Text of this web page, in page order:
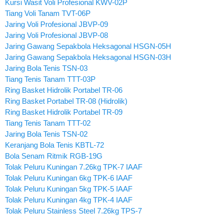
Kursi Wasit Voli Profesional KWV-02P
Tiang Voli Tanam TVT-06P
Jaring Voli Profesional JBVP-09
Jaring Voli Profesional JBVP-08
Jaring Gawang Sepakbola Heksagonal HSGN-05H
Jaring Gawang Sepakbola Heksagonal HSGN-03H
Jaring Bola Tenis TSN-03
Tiang Tenis Tanam TTT-03P
Ring Basket Hidrolik Portabel TR-06
Ring Basket Portabel TR-08 (Hidrolik)
Ring Basket Hidrolik Portabel TR-09
Tiang Tenis Tanam TTT-02
Jaring Bola Tenis TSN-02
Keranjang Bola Tenis KBTL-72
Bola Senam Ritmik RGB-19G
Tolak Peluru Kuningan 7.26kg TPK-7 IAAF
Tolak Peluru Kuningan 6kg TPK-6 IAAF
Tolak Peluru Kuningan 5kg TPK-5 IAAF
Tolak Peluru Kuningan 4kg TPK-4 IAAF
Tolak Peluru Stainless Steel 7.26kg TPS-7